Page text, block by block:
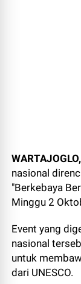
nasional
"Berkebaya
Minggu 2
Event yang
nasional
untuk
dari UNESCO.